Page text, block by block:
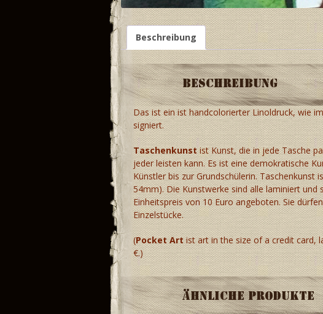
Beschreibung
Beschreibung
Das ist ein ist handcolorierter Linoldruck, wie
signiert.
Taschenkunstist Kunst, die in jede Tasche
jeder leisten kann. Es ist eine demokratische
Künstler bis zur Grundschülerin.
54mm). Die Kunstwerke sind alle laminiert
Einheitspreis von 10 Euro angeboten. Sie
Einzelstücke.
(Pocket Artist art in the size of a credit card,
€.)
Ähnliche Produkte